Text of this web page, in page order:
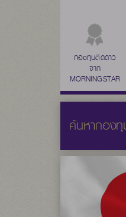
กองทุนติดดาว
จาก
MORNINGSTAR
ค้นหากอง